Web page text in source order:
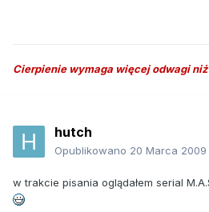
Cierpienie wymaga więcej odwagi
hutch
Opublikowano 20 Marca 2009
w trakcie pisania oglądałem serial